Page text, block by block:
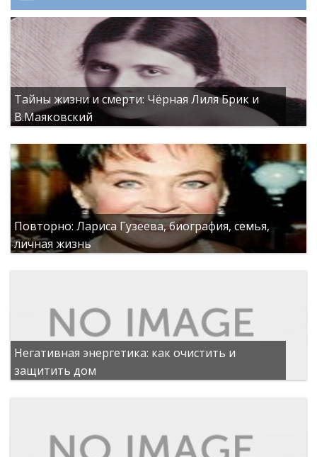
Тайны жизни и смерти: Чёрная Лиля Брик и
В.Маяковский
Повторно: Лариса Гузеева, биография, семья,
личная жизнь
Негативная энергетика: как очистить и
защитить дом